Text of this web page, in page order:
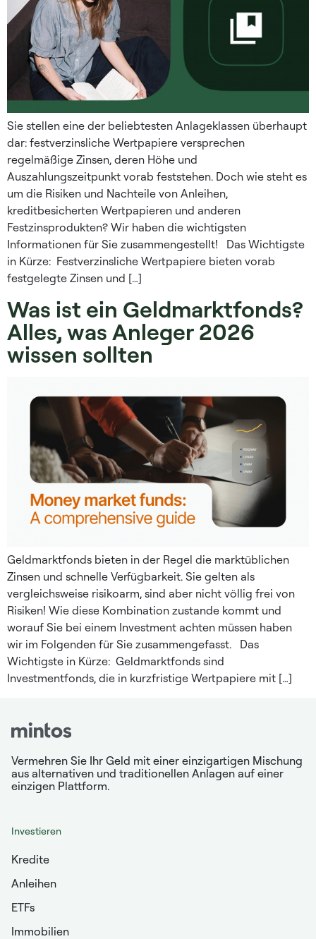
Sie stellen eine der beliebtesten Anlageklassen überhaupt
dar: festverzinsliche Wertpapiere versprechen
regelmäßige Zinsen, deren Höhe und
Auszahlungszeitpunkt vorab feststehen. Doch wie steht es
um die Risiken und Nachteile von Anleihen,
kreditbesicherten Wertpapieren und anderen
Festzinsprodukten? Wir haben die wichtigsten
Informationen für Sie zusammengestellt! Das Wichtigste
in Kürze: Festverzinsliche Wertpapiere bieten vorab
festgelegte Zinsen und […]
Was ist ein Geldmarktfonds?
Alles, was Anleger 2026
wissen sollten
Geldmarktfonds bieten in der Regel die marktüblichen
Zinsen und schnelle Verfügbarkeit. Sie gelten als
vergleichsweise risikoarm, sind aber nicht völlig frei von
Risiken! Wie diese Kombination zustande kommt und
worauf Sie bei einem Investment achten müssen haben
wir im Folgenden für Sie zusammengefasst. Das
Wichtigste in Kürze: Geldmarktfonds sind
Investmentfonds, die in kurzfristige Wertpapiere mit […]
Vermehren Sie Ihr Geld mit einer einzigartigen Mischung
aus alternativen und traditionellen Anlagen auf einer
einzigen Plattform.
Investieren
Kredite
Anleihen
ETFs
Immobilien